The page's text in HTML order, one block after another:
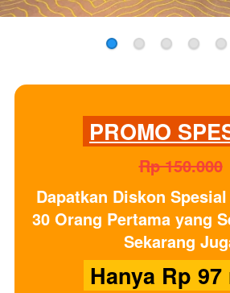
PROMO
Rp 150.000
Dapatkan Diskon Spesial
30 Orang Pertama yang
Sekarang
Hanya Rp